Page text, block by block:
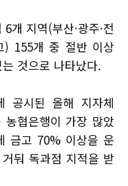
개 지역(부산·광주·전
) 155개 중 절반 이상
것으로 나타났다.
공시된 올해 지자체
협은행이 가장 많았
금고 70% 이상을 운
둬 독과점 지적을 받